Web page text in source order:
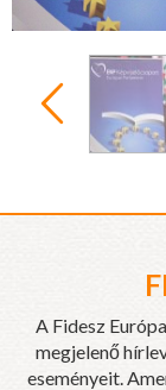
A Fidesz
megjelenő
eseményeit.